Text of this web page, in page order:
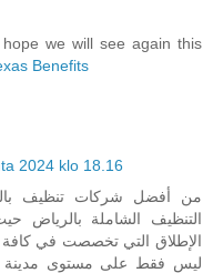
we will see again this
Benefits
2024 klo 18.16
من أفضل شركات تنظيف
التنظيف الشاملة بالرياض
الإطلاق التي تخصصت في كافة
ليس فقط على مستوى مدينة